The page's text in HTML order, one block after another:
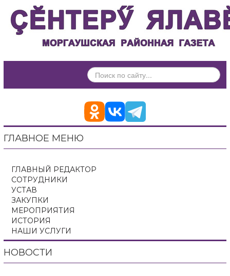
ИСКАТЬ...
ГЛАВНОЕ МЕНЮ
ГЛАВНЫЙ РЕДАКТОР
СОТРУДНИКИ
УСТАВ
ЗАКУПКИ
МЕРОПРИЯТИЯ
ИСТОРИЯ
НАШИ УСЛУГИ
НОВОСТИ